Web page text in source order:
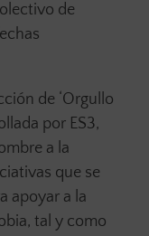
de
de ‘Orgullo
por ES3,
a la
que se
apoyar a la
tal y como